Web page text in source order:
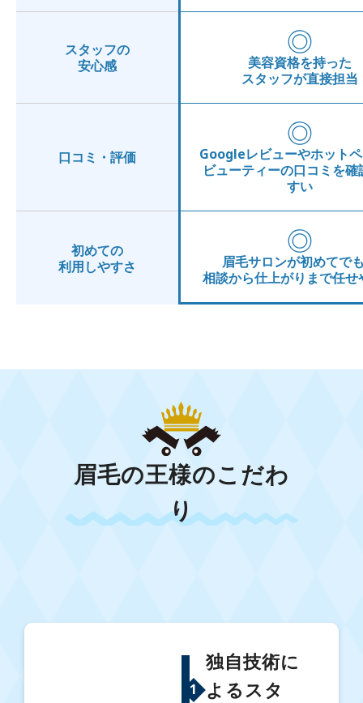
スタッフの
安心感
◎
美容資格を持った
スタッフが直接担当
口コミ・評価
◎
Googleレビューやホット
ビューティーの口コミを確
すい
初めての
利用しやすさ
◎
眉毛サロンが初めてで
相談から仕上がりまで任せ
眉毛の王様のこだわ
り
1
独自技術に
よるスタ